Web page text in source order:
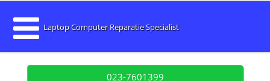
Laptop Computer Reparatie Specialist
023-7601399